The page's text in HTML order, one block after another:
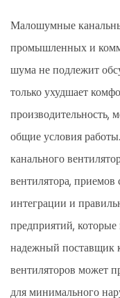
Малошумные
промышленных и
шума не подлежит
только ухудшает
производительность,
общие условия
канального
вентилятора,
интеграции и
предприятий,
надежный поставщик
вентиляторов может
для минимального